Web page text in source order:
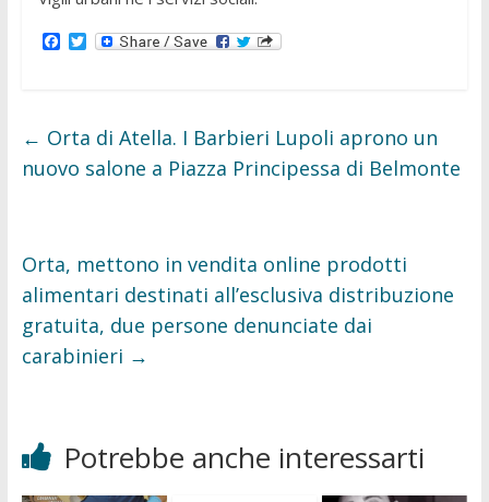
F
o
o
k
T
e
r
← Orta di Atella. I Barbieri Lupoli aprono un
nuovo salone a Piazza Principessa di Belmonte
Orta, mettono in vendita online prodotti
alimentari destinati all’esclusiva distribuzione
gratuita, due persone denunciate dai
carabinieri →
Potrebbe anche interessarti